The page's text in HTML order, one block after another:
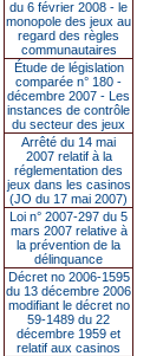
du 6 février 2008 - le
monopole des jeux au
regard des règles
communautaires
Étude de législation
comparée n° 180 -
décembre 2007 - Les
instances de contrôle
du secteur des jeux
Arrêté du 14 mai
2007 relatif à la
réglementation des
jeux dans les casinos
(JO du 17 mai 2007)
Loi n° 2007-297 du 5
mars 2007 relative à
la prévention de la
délinquance
Décret no 2006-1595
du 13 décembre 2006
modifiant le décret no
59-1489 du 22
décembre 1959 et
relatif aux casinos